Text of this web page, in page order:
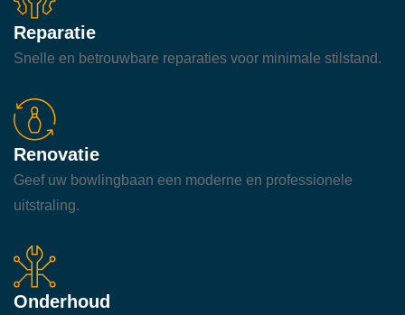
Reparatie
Snelle en betrouwbare reparaties voor minimale stilstand.
Renovatie
Geef uw bowlingbaan een moderne en professionele
uitstraling.
Onderhoud